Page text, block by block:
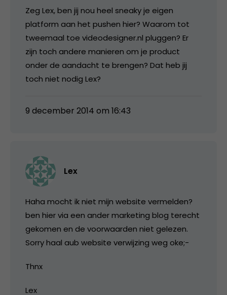
Zeg Lex, ben jij nou heel sneaky je eigen
platform aan het pushen hier? Waarom tot
tweemaal toe videodesigner.nl pluggen? Er
zijn toch andere manieren om je product
onder de aandacht te brengen? Dat heb jij
toch niet nodig Lex?
9 december 2014 om 16:43
Lex
Haha mocht ik niet mijn website vermelden?
ben hier via een ander marketing blog terecht
gekomen en de voorwaarden niet gelezen.
Sorry haal aub website verwijzing weg oke;-
Thnx
Lex